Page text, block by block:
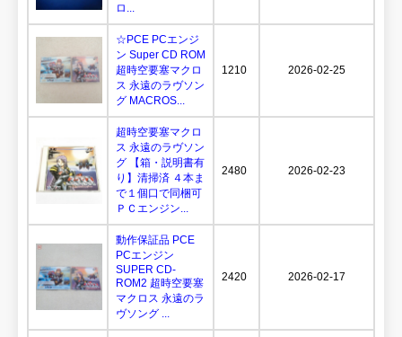
ロ...
☆PCE PCエンジ
ン Super CD ROM
超時空要塞マクロ
ス 永遠のラヴソン
グ MACROS...
1210 2026-02-25
超時空要塞マクロ
ス 永遠のラヴソン
グ 【箱・説明書有
り】清掃済 ４本ま
で１個口で同梱可
ＰＣエンジン...
2480 2026-02-23
動作保証品 PCE
PCエンジン
SUPER CD-
ROM2 超時空要塞
マクロス 永遠のラ
ヴソング ...
2420 2026-02-17